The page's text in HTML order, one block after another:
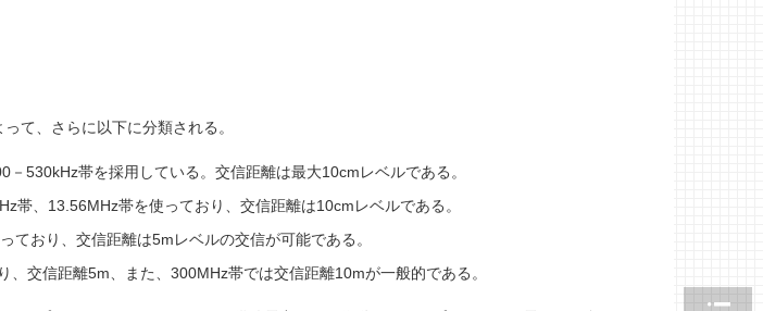
て、さらに以下に分類される。
530kHz帯を採用している。交信距離は最大10cmレベルである。
帯、13.56MHz帯を使っており、交信距離は10cmレベルである。
ており、交信距離は5mレベルの交信が可能である。
、交信距離5m、また、300MHz帯では交信距離10mが一般的である。